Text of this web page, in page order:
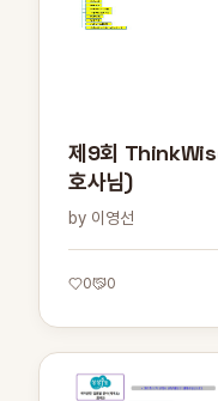
제9회
호사님)
by 이영선
0 0